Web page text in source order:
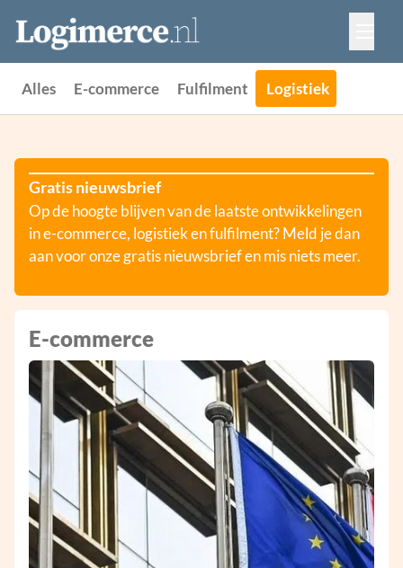
Vacatures
Events
Alles E-commerce Fulfilment Logistiek
Gratis nieuwsbrief
Op de hoogte blijven van de laatste ontwikkelingen
in e-commerce, logistiek en fulfilment? Meld je dan
aan voor onze gratis nieuwsbrief en mis niets meer.
E-commerce